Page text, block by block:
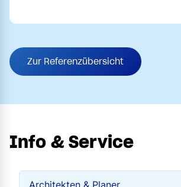
Zur Referenzübersicht
Info & Service